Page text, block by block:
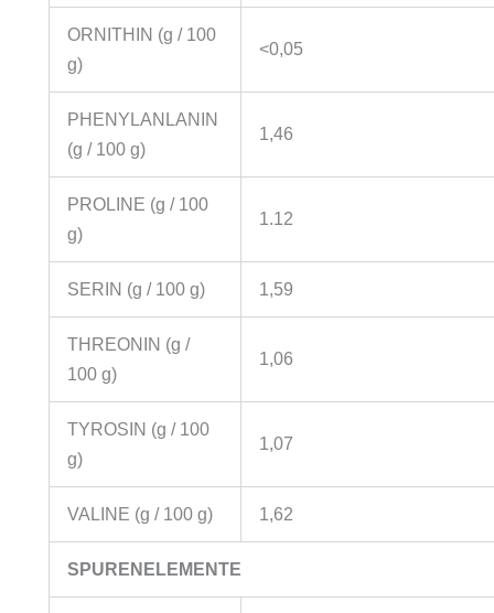
ORNITHIN (g / 100
g)
<0,05
PHENYLANLANIN
(g / 100 g)
1,46
PROLINE (g / 100
g)
1.12
SERIN (g / 100 g) 1,59
THREONIN (g /
100 g)
1,06
TYROSIN (g / 100
g)
1,07
VALINE (g / 100 g) 1,62
SPURENELEMENTE